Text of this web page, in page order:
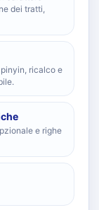
dei tratti,
ricalco e
e righe